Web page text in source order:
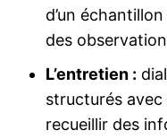
d’un
des
L’entretien :
structurés
recueillir des